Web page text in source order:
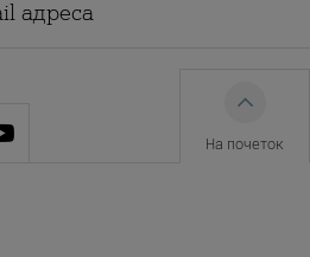
На почеток